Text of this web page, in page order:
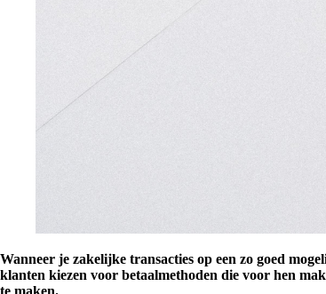
Wanneer je zakelijke transacties op een zo goed
klanten kiezen voor betaalmethoden die voor hen
te maken.